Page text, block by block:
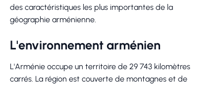
des caractéristiques les plus importantes de la
géographie arménienne.
L'environnement arménien
L'Arménie occupe un territoire de 29 743 kilomètres
carrés. La région est couverte de montagnes et de